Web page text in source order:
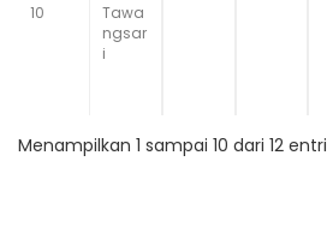
10
Tawa
ngsar
i
Menampilkan 1 sampai 10 dari 12 entri